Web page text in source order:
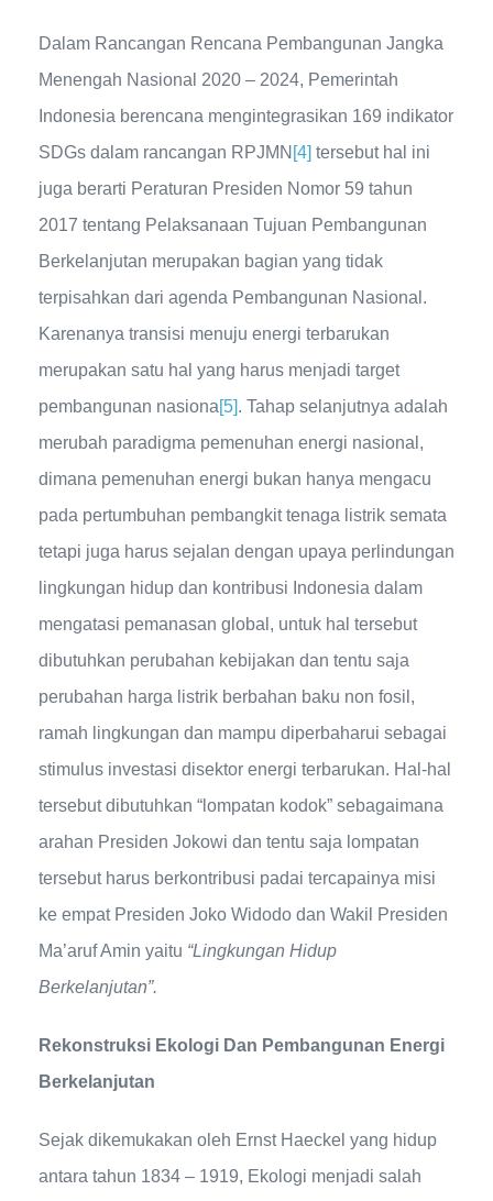
Dalam Rancangan Rencana Pembangunan Jangka
Menengah Nasional 2020 – 2024, Pemerintah
Indonesia berencana mengintegrasikan 169 indikator
SDGs dalam rancangan RPJMN [4] tersebut hal ini
juga berarti Peraturan Presiden Nomor 59 tahun
2017 tentang Pelaksanaan Tujuan Pembangunan
Berkelanjutan merupakan bagian yang tidak
terpisahkan dari agenda Pembangunan Nasional.
Karenanya transisi menuju energi terbarukan
merupakan satu hal yang harus menjadi target
pembangunan nasiona[5]. Tahap selanjutnya adalah
merubah paradigma pemenuhan energi nasional,
dimana pemenuhan energi bukan hanya mengacu
pada pertumbuhan pembangkit tenaga listrik semata
tetapi juga harus sejalan dengan upaya perlindungan
lingkungan hidup dan kontribusi Indonesia dalam
mengatasi pemanasan global, untuk hal tersebut
dibutuhkan perubahan kebijakan dan tentu saja
perubahan harga listrik berbahan baku non fosil,
ramah lingkungan dan mampu diperbaharui sebagai
stimulus investasi disektor energi terbarukan. Hal-hal
tersebut dibutuhkan “lompatan kodok” sebagaimana
arahan Presiden Jokowi dan tentu saja lompatan
tersebut harus berkontribusi padai tercapainya misi
ke empat Presiden Joko Widodo dan Wakil Presiden
Ma’aruf Amin yaitu “Lingkungan Hidup
Berkelanjutan”.
Rekonstruksi Ekologi Dan Pembangunan Energi
Berkelanjutan
Sejak dikemukakan oleh Ernst Haeckel yang hidup
antara tahun 1834 – 1919, Ekologi menjadi salah